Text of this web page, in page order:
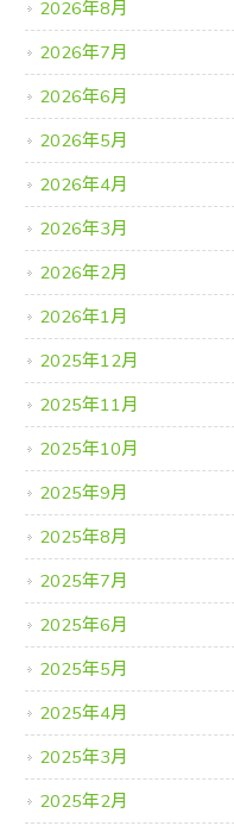
2026年8月
2026年7月
2026年6月
2026年5月
2026年4月
2026年3月
2026年2月
2026年1月
2025年12月
2025年11月
2025年10月
2025年9月
2025年8月
2025年7月
2025年6月
2025年5月
2025年4月
2025年3月
2025年2月